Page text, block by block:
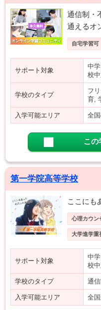
通信制・
通えるオ
自宅学習可
サポート対象
中
校
学校のタイプ
フ
育,
入学可能エリア 全
この
第一学院高等学校
ここにも
心理カウン
大学進学重
サポート対象
中
校
学校のタイプ 通
入学可能エリア 全